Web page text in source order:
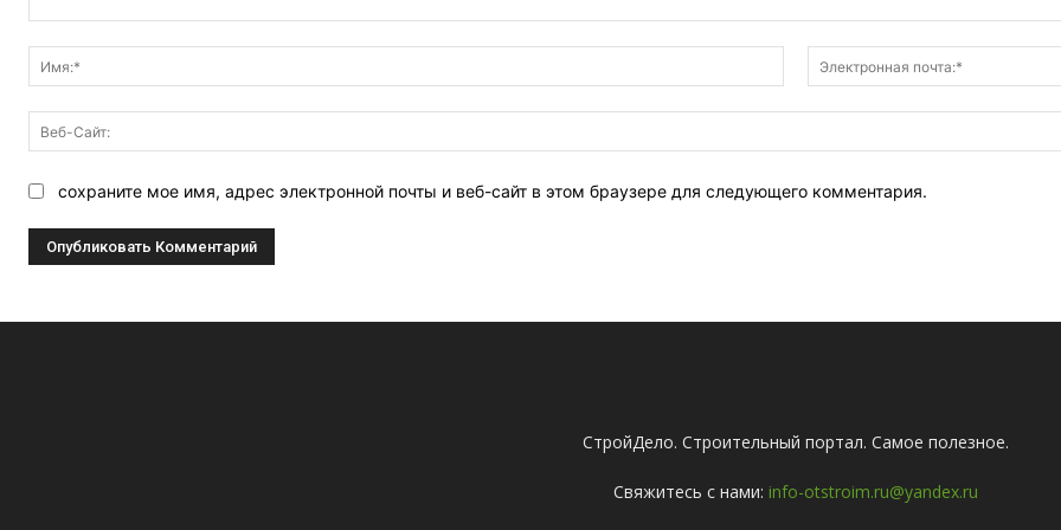
Имя:*
сохраните мое имя, адрес электронной почты и веб-сайт в этом браузере для следующего комментария.
СтройДело. Строительный портал. Самое полезное.
Свяжитесь с нами: info-otstroim.ru@yandex.ru